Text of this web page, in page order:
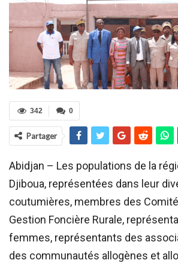
0
342
Partager
Abidjan – Les populations de la
Djiboua, représentées dans leur
coutumières, membres des
Gestion Foncière Rurale,
femmes, représentants des
des communautés allogènes et